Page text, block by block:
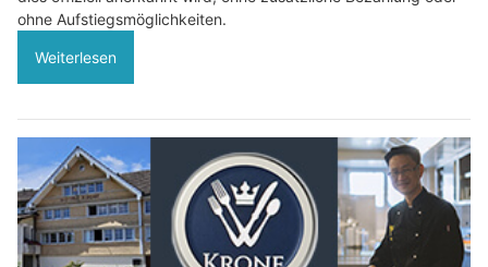
ohne Aufstiegsmöglichkeiten.
Weiterlesen